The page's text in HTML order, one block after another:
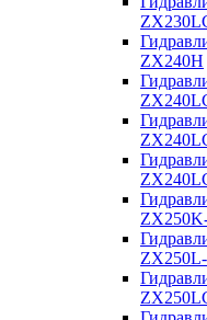
ZX240H